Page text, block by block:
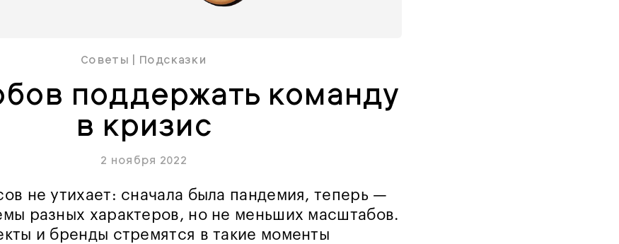
Советы Подсказки
поддержать команду
в кризис
2 ноября 2022
не утихает: сначала была пандемия, теперь —
разных характеров, но не меньших масштабов.
и бренды стремятся в такие моменты